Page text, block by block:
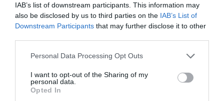
IAB’s list of downstream participants. This information may
also be disclosed by us to third parties on the IAB’s List of
Downstream Participants that may further disclose it to other
Please note that this website/app uses one or more Google
not limited to your visit or usage behaviour. You may click to
grant or deny consent to Google and its third-party tags to
use your data for below specified purposes in below Google
Personal Data Processing Opt Outs
I want to opt-out of the Sharing of my
personal data.
Opted In
Fotó:Davidi Vardi / Shutterstock
Az első 11 hónap összesített eladásai
Suzuki – 12 997 darab
Toyota – 12 710 darab
Škoda – 10 381 darab